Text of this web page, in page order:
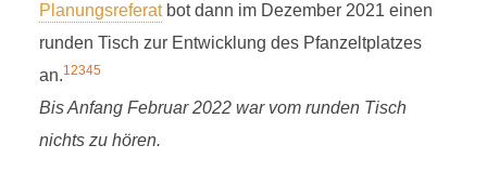
Planungsreferatbot dann im Dezember 2021 einen
runden Tisch zur Entwicklung des Pfanzeltplatzes
an.12345
Bis Anfang Februar 2022 war vom runden Tisch
nichts zu hören.